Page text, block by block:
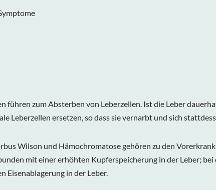
zum Absterben von Leberzellen. Ist die Leber
Leberzellen ersetzen, so dass sie vernarbt und sich
Wilson und Hämochromatose gehören zu den
mit einer erhöhten Kupferspeicherung in der Leber;
Eisenablagerung in der Leber.